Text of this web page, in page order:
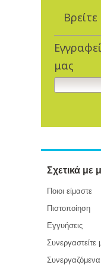
μας
Σχετικά με
Ποιοι είμαστε
Πιστοποίηση
Εγγυήσεις
Συνεργαστείτε